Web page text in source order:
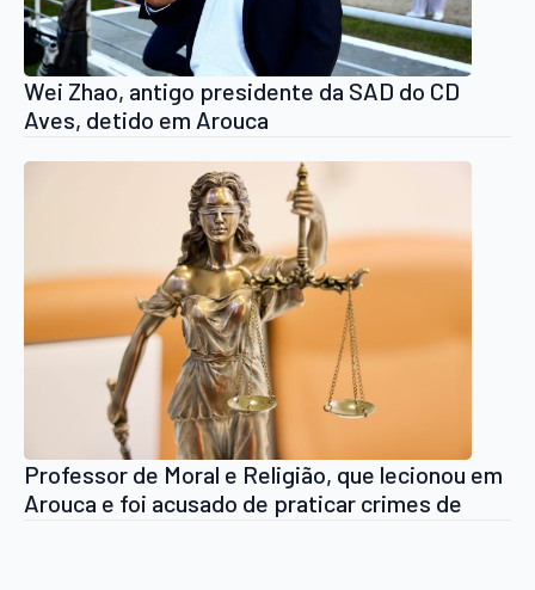
Wei Zhao, antigo presidente da SAD do CD
Aves, detido em Arouca
Professor de Moral e Religião, que lecionou em
Arouca e foi acusado de praticar crimes de